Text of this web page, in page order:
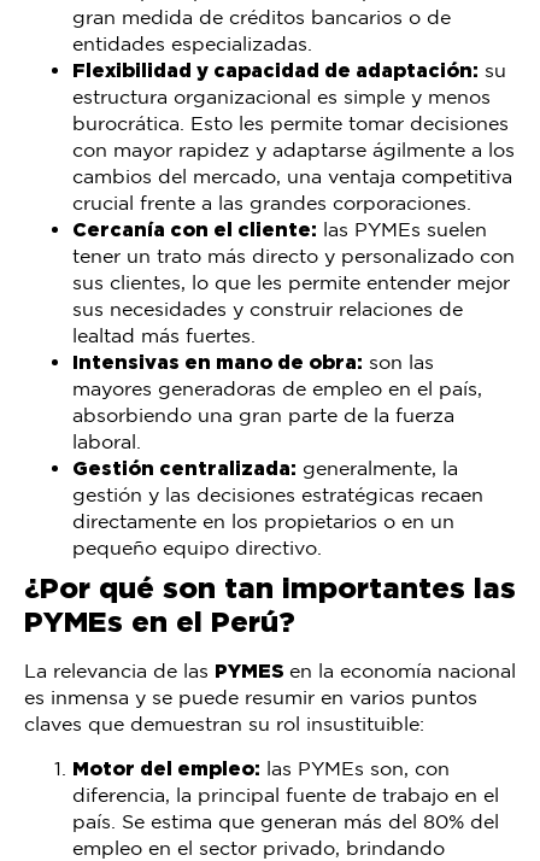
gran medida de créditos bancarios o de
entidades especializadas.
Flexibilidad y capacidad de adaptación: su
estructura organizacional es simple y menos
burocrática. Esto les permite tomar decisiones
con mayor rapidez y adaptarse ágilmente a los
cambios del mercado, una ventaja competitiva
crucial frente a las grandes corporaciones.
Cercanía con el cliente: las PYMEs suelen
tener un trato más directo y personalizado con
sus clientes, lo que les permite entender mejor
sus necesidades y construir relaciones de
lealtad más fuertes.
Intensivas en mano de obra: son las
mayores generadoras de empleo en el país,
absorbiendo una gran parte de la fuerza
laboral.
Gestión centralizada: generalmente, la
gestión y las decisiones estratégicas recaen
directamente en los propietarios o en un
pequeño equipo directivo.
¿Por qué son tan importantes las
PYMEs en el Perú?
La relevancia de las PYMES en la economía nacional
es inmensa y se puede resumir en varios puntos
claves que demuestran su rol insustituible:
Motor del empleo: las PYMEs son, con
diferencia, la principal fuente de trabajo en el
país. Se estima que generan más del 80% del
empleo en el sector privado, brindando